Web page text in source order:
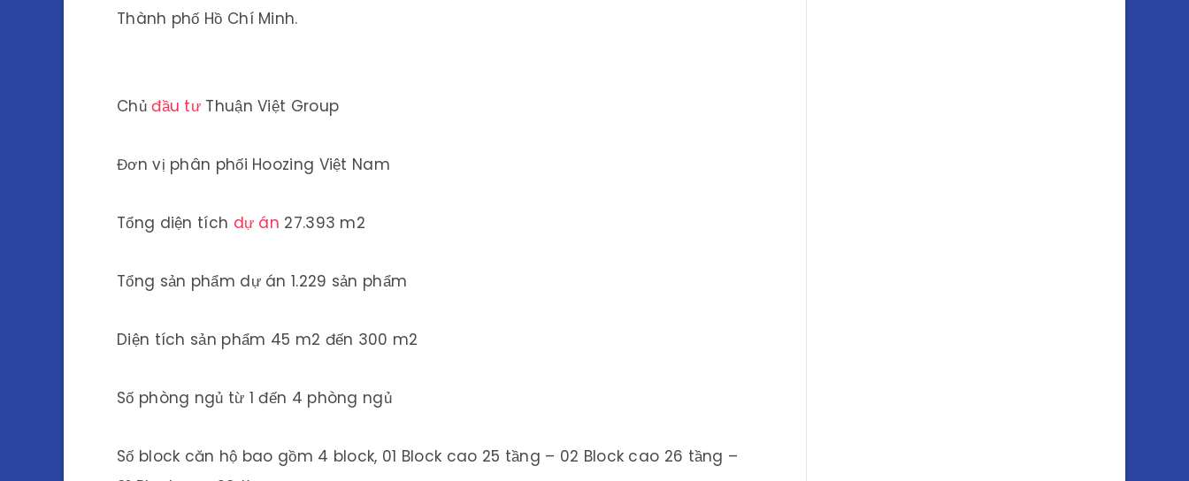
Thành phố Hồ Chí Minh.
Chủđầu tư Thuận Việt Group
Đơn vị phân phối Hoozing Việt Nam
Tổng diện tích dự án 27.393 m2
Tổng sản phẩm dự án 1.229 sản phẩm
Diện tích sản phẩm 45 m2 đến 300 m2
Số phòng ngủ từ 1 đến 4 phòng ngủ
Số block căn hộ bao gồm 4 block, 01 Block cao 25 tầng – 02 Block cao 26 tầng –